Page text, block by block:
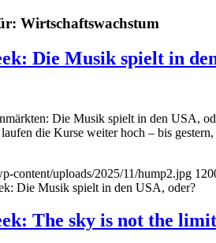
Wirtschaftswachstum
Die Musik spielt in
Die Musik spielt in den USA,
die Kurse weiter hoch – bis
content/uploads/2025/11/hump2.jpg
Die Musik spielt in den USA, oder?
The sky is not the